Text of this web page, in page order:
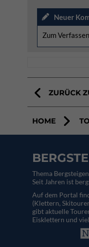
Neuer
Zum
ZURÜCK
HOME
Thema
Seit Jahren ist
Auf dem Portal
(Klettern,
gibt aktuelle
Eisklettern und